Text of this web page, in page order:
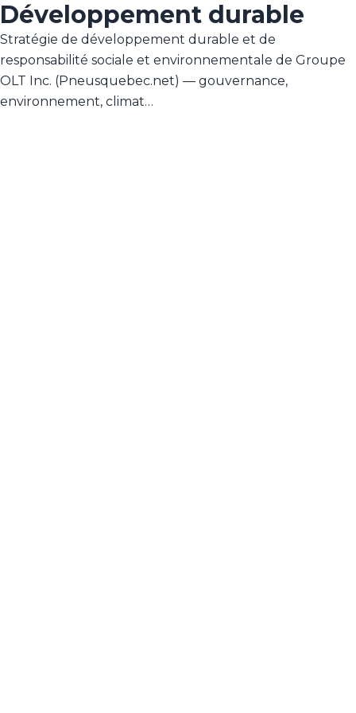
Développement durable
Stratégie de développement durable et de
responsabilité sociale et environnementale de Groupe
OLT Inc. (Pneusquebec.net) — gouvernance,
environnement, climat…